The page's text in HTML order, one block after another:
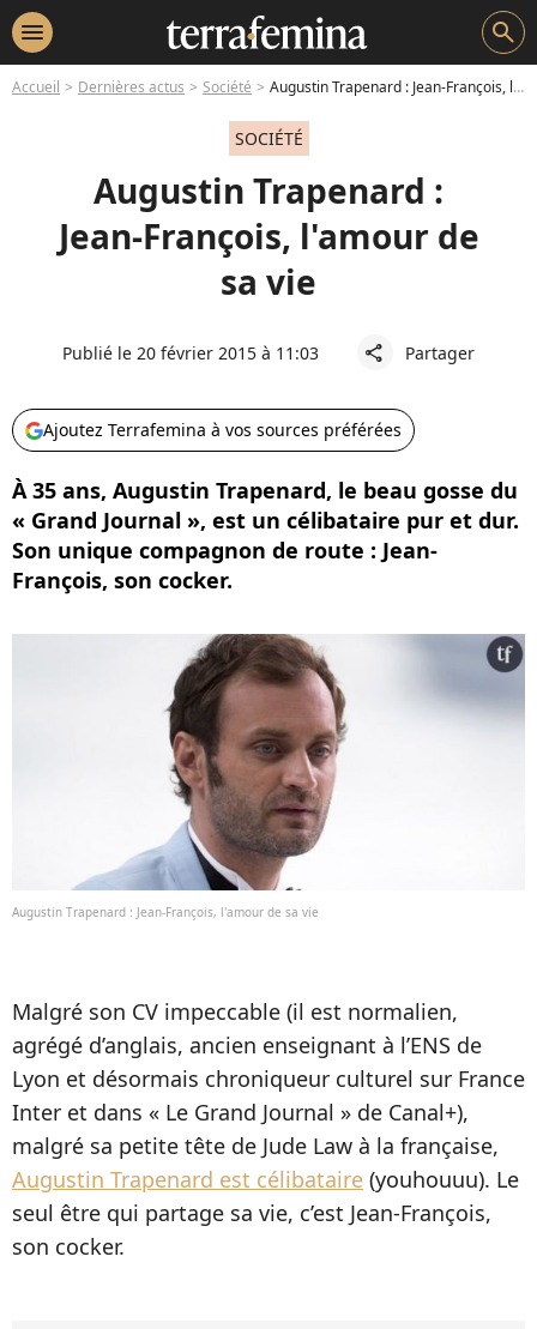
menu search
Accueil Dernières actus Société Augustin Trapenard : Jean-François, l'amour de sa vie
SOCIÉTÉ
Augustin Trapenard :
Jean-François, l'amour de
sa vie
Publié le 20 février 2015 à 11:03 share Partager
Ajoutez Terrafemina à vos sources préférées
À 35 ans, Augustin Trapenard, le beau gosse du
« Grand Journal », est un célibataire pur et dur.
Son unique compagnon de route : Jean-
François, son cocker.
Augustin Trapenard : Jean-François, l'amour de sa vie
Malgré son CV impeccable (il est normalien,
agrégé d’anglais, ancien enseignant à l’ENS de
Lyon et désormais chroniqueur culturel sur France
Inter et dans « Le Grand Journal » de Canal+),
malgré sa petite tête de Jude Law à la française,
Augustin Trapenard est célibataire (youhouuu). Le
seul être qui partage sa vie, c’est Jean-François,
son cocker.